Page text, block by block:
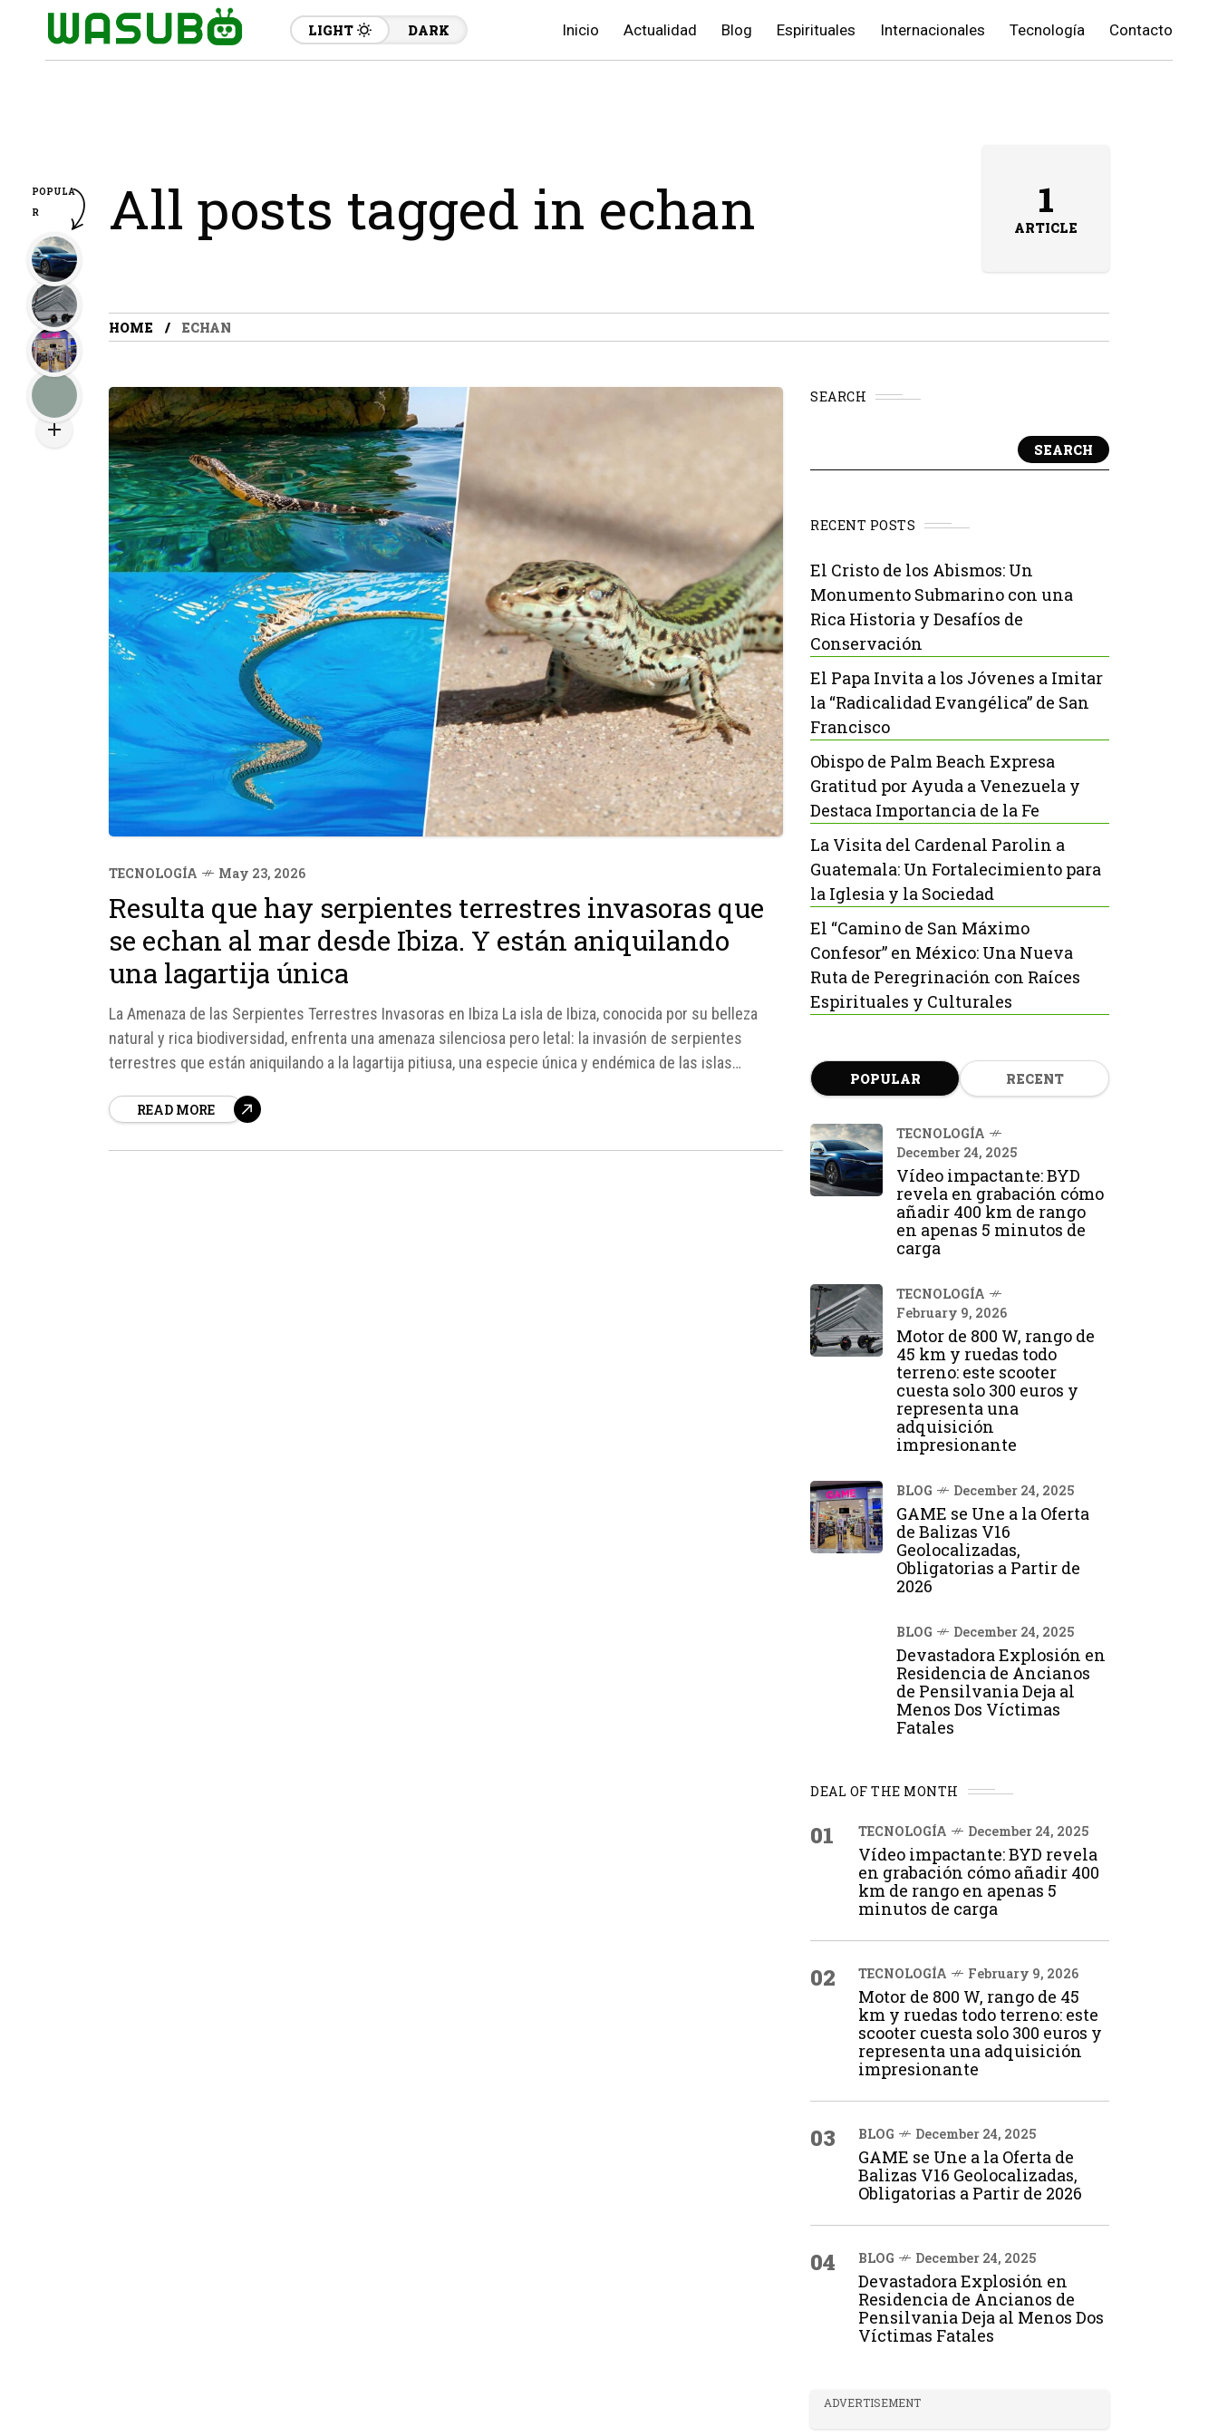
LIGHT DARK Inicio Actualidad Blog Espirituales Internacionales Tecnología Contacto
All posts tagged in echan 1
ARTICLE
HOME ECHAN
TECNOLOGÍA May 23, 2026
Resulta que hay serpientes terrestres invasoras que
se echan al mar desde Ibiza. Y están aniquilando
una lagartija única
La Amenaza de las Serpientes Terrestres Invasoras en Ibiza La isla de Ibiza, conocida por su belleza
natural y rica biodiversidad, enfrenta una amenaza silenciosa pero letal: la invasión de serpientes
terrestres que están aniquilando a la lagartija pitiusa, una especie única y endémica de las islas
READ MORE
SEARCH
SEARCH
RECENT POSTS
El Cristo de los Abismos: Un
Monumento Submarino con una
Rica Historia y Desafíos de
Conservación
El Papa Invita a los Jóvenes a Imitar
la “Radicalidad Evangélica” de San
Francisco
Obispo de Palm Beach Expresa
Gratitud por Ayuda a Venezuela y
Destaca Importancia de la Fe
La Visita del Cardenal Parolin a
Guatemala: Un Fortalecimiento para
la Iglesia y la Sociedad
El “Camino de San Máximo
Confesor” en México: Una Nueva
Ruta de Peregrinación con Raíces
Espirituales y Culturales
POPULAR RECENT
TECNOLOGÍA
December 24, 2025
Vídeo impactante: BYD
revela en grabación cómo
añadir 400 km de rango
en apenas 5 minutos de
carga
TECNOLOGÍA
February 9, 2026
Motor de 800 W, rango de
45 km y ruedas todo
terreno: este scooter
cuesta solo 300 euros y
representa una
adquisición
impresionante
BLOG December 24, 2025
GAME se Une a la Oferta
de Balizas V16
Geolocalizadas,
Obligatorias a Partir de
2026
BLOG December 24, 2025
Devastadora Explosión en
Residencia de Ancianos
de Pensilvania Deja al
Menos Dos Víctimas
Fatales
DEAL OF THE MONTH
01 TECNOLOGÍA December 24, 2025
Vídeo impactante: BYD revela
en grabación cómo añadir 400
km de rango en apenas 5
minutos de carga
02 TECNOLOGÍA February 9, 2026
Motor de 800 W, rango de 45
km y ruedas todo terreno: este
scooter cuesta solo 300 euros y
representa una adquisición
impresionante
03 BLOG December 24, 2025
GAME se Une a la Oferta de
Balizas V16 Geolocalizadas,
Obligatorias a Partir de 2026
04 BLOG December 24, 2025
Devastadora Explosión en
Residencia de Ancianos de
Pensilvania Deja al Menos Dos
Víctimas Fatales
ADVERTISEMENT
POPULA
R